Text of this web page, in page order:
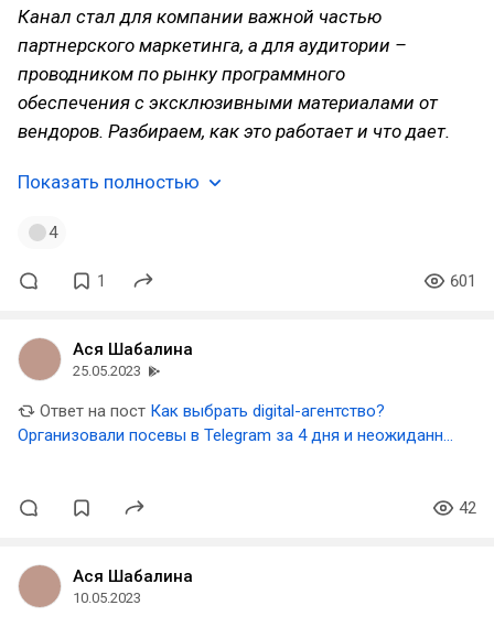
Канал стал для компании важной частью
партнерского маркетинга, а для аудитории –
проводником по рынку программного
обеспечения с эксклюзивными материалами от
вендоров. Разбираем, как это работает и что дает.
Показать полностью
4
1 601
Ася Шабалина
25.05.2023
Ответ на пост Как выбрать digital-агентство?
Организовали посевы в Telegram за 4 дня и неожиданно
42
Ася Шабалина
10.05.2023